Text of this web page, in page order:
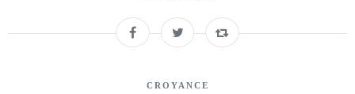
CROYANCE